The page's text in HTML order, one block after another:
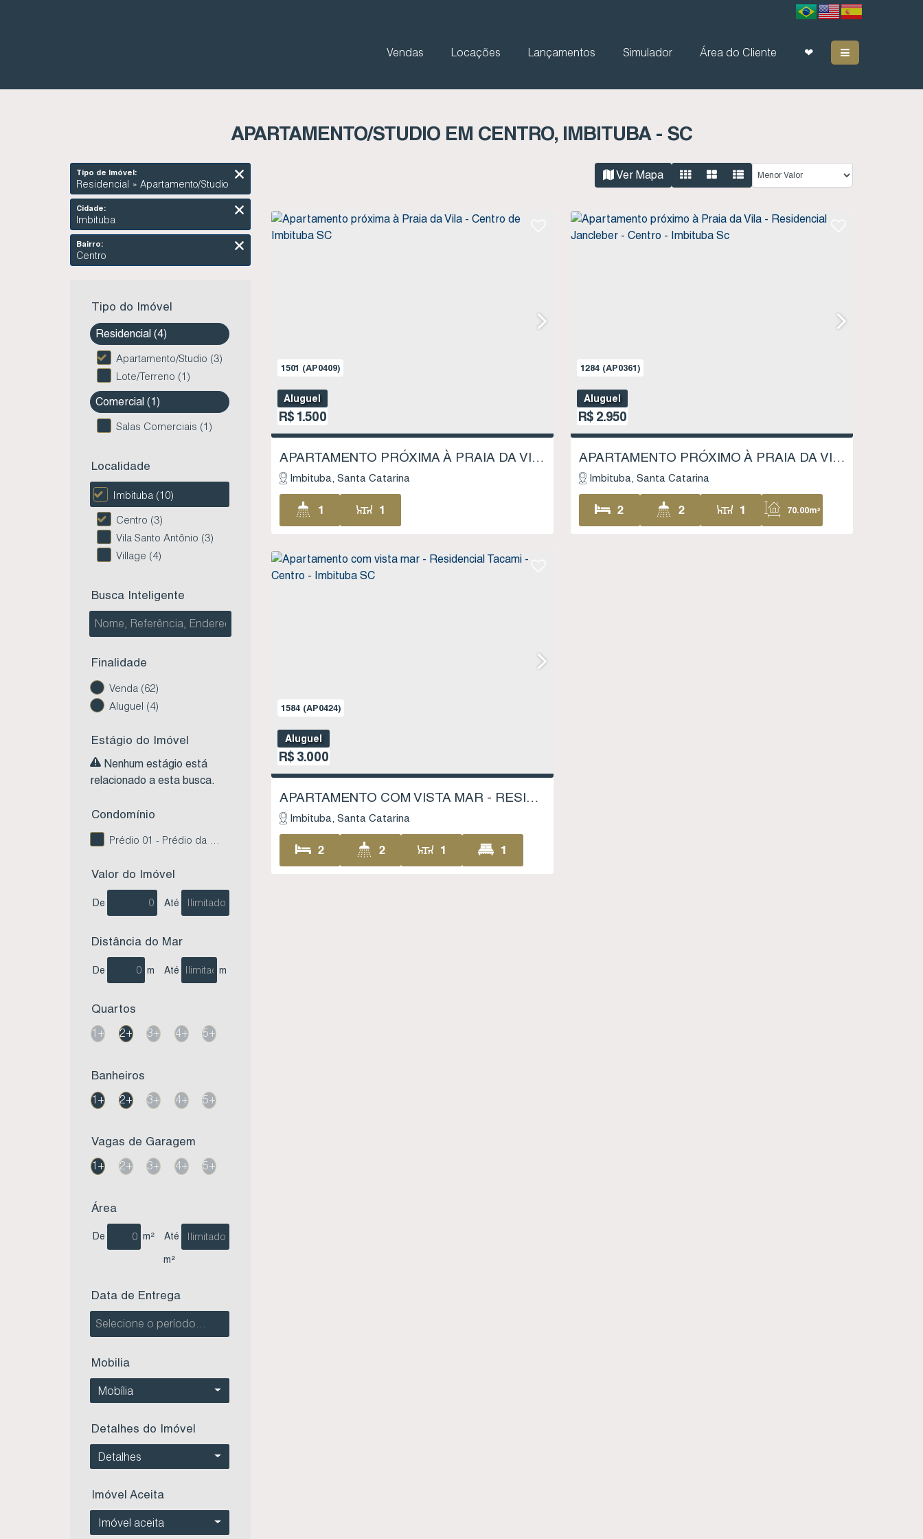
❤
Área do Cliente
Simulador
Lançamentos
Locações
Vendas
APARTAMENTO/STUDIO EM CENTRO, IMBITUBA - SC
Tipo de Imóvel:
Residencial » Apartamento/Studio
Cidade:
Imbituba
Bairro:
Centro
Tipo do Imóvel
Residencial (4)
Apartamento/Studio (3)
Lote/Terreno (1)
Comercial (1)
Salas Comerciais (1)
Localidade
Imbituba (10)
Centro (3)
Vila Santo Antônio (3)
Village (4)
Busca Inteligente
Finalidade
Venda (62)
Aluguel (4)
Estágio do Imóvel
Nenhum estágio está
relacionado a esta busca.
Condomínio
Prédio 01 - Prédio da Mc celulares - Centro - Imbituba SC (1)
Valor do Imóvel
De Até
Distância do Mar
De m Até m
Quartos
1+
2+ 3+ 4+ 5+
Banheiros
1+
2+ 3+ 4+ 5+
Vagas de Garagem
1+
2+ 3+ 4+ 5+
Área
De m² Até
m²
Data de Entrega
Mobilia
Mobília
Detalhes do Imóvel
Detalhes
Imóvel Aceita
Imóvel aceita
Ver Mapa
1501 (AP0409)
R$1.500
Aluguel
APARTAMENTO PRÓXIMA À PRAIA DA VILA - CENTRO DE IMBITUBA SC
Imbituba Santa Catarina
1 1
1284 (AP0361)
R$2.950
Aluguel
APARTAMENTO PRÓXIMO À PRAIA DA VILA - RESIDENCIAL JANCLEBER - CENTRO - IMBITUBA SC
Imbituba Santa Catarina
2 2 70.00m²
1
1584 (AP0424)
R$3.000
Aluguel
APARTAMENTO COM VISTA MAR - RESIDENCIAL TACAMI - CENTRO - IMBITUBA SC
Imbituba Santa Catarina
2 2 1 1